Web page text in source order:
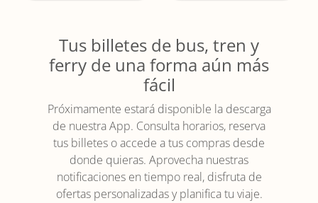
Tus billetes de bus, tren y
ferry de una forma aún más
fácil
Próximamente estará disponible la descarga
de nuestra App. Consulta horarios, reserva
tus billetes o accede a tus compras desde
donde quieras. Aprovecha nuestras
notificaciones en tiempo real, disfruta de
ofertas personalizadas y planifica tu viaje.